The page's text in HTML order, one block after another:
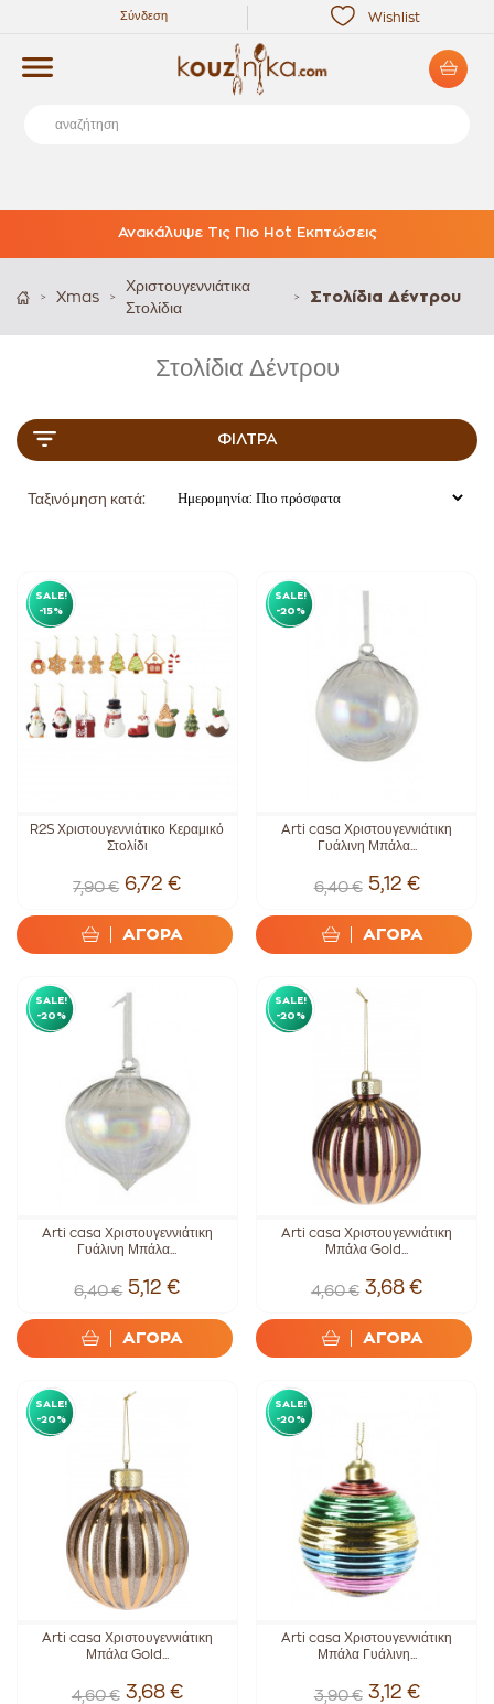
Wishlist
Σύνδεση
Ανακάλυψε Τις Πιο Hot Εκπτώσεις
> Xmas >
Χριστουγεννιάτικα
Στολίδια
> Στολίδια Δέντρου
Στολίδια Δέντρου
ΦΊΛΤΡΑ
Ταξινόμηση κατά:
SALE!
-15%
R2S Χριστουγεννιάτικο Κεραμικό
Στολίδι
7,90 € 6,72 €
ΑΓΟΡΑ
SALE!
-20%
Arti casa Χριστουγεννιάτικη
Γυάλινη Μπάλα...
6,40 € 5,12 €
ΑΓΟΡΑ
SALE!
-20%
Arti casa Χριστουγεννιάτικη
Γυάλινη Μπάλα...
6,40 € 5,12 €
ΑΓΟΡΑ
SALE!
-20%
Arti casa Χριστουγεννιάτικη
Μπάλα Gold...
4,60 € 3,68 €
ΑΓΟΡΑ
SALE!
-20%
Arti casa Χριστουγεννιάτικη
Μπάλα Gold...
4,60 € 3,68 €
SALE!
-20%
Arti casa Χριστουγεννιάτικη
Μπάλα Γυάλινη...
3,90 € 3,12 €